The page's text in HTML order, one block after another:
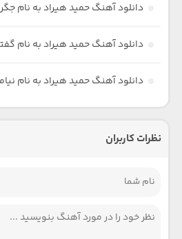
دانلود آهنگ حمید هیراد به نام
دانلود آهنگ حمید هیراد به نام
دانلود آهنگ حمید هیراد به نام
نظرات کاربران